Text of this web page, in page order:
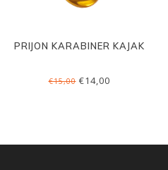
PRIJON KARABINER KAJAK
€15,00€14,00